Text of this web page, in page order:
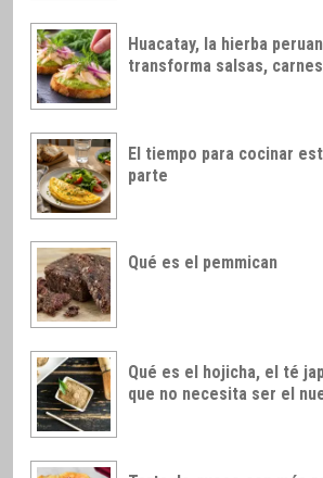
Huacatay, la hierba
transforma salsas,
El tiempo para cocinar
parte
Qué es el pemmican
Qué es el hojicha, el té
que no necesita ser el